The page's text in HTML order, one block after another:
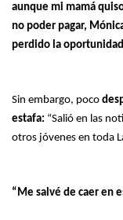
aunque mi mamá
no poder pagar,
perdido la
Sin embargo, poco
estafa: “Salió en las
otros jóvenes en toda
“Me salvé de caer en